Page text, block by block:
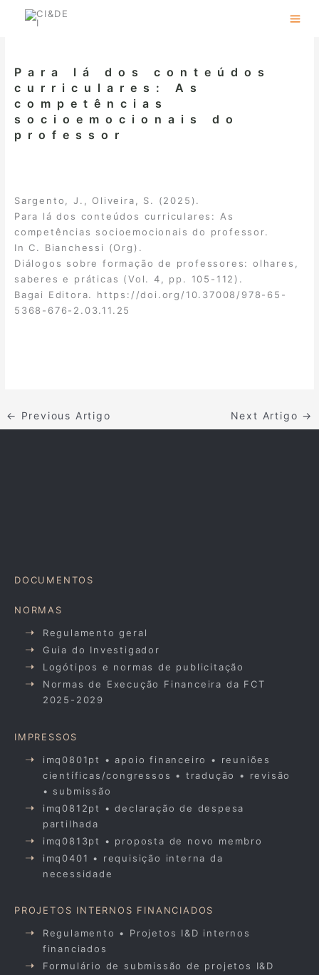
Para lá dos conteúdos
curriculares: As
competências
socioemocionais do
professor
Sargento, J., Oliveira, S. (2025).
Para lá dos conteúdos curriculares: As
competências socioemocionais do professor.
In C. Bianchessi (Org).
Diálogos sobre formação de professores: olhares,
saberes e práticas (Vol. 4, pp. 105-112).
Bagai Editora. https://doi.org/10.37008/978-65-
5368-676-2.03.11.25
← Previous Artigo Next Artigo →
DOCUMENTOS
NORMAS
Regulamento geral
Guia do Investigador
Logótipos e normas de publicitação
Normas de Execução Financeira da FCT
2025-2029
IMPRESSOS
imq0801pt • apoio financeiro • reuniões
científicas/congressos • tradução • revisão
• submissão
imq0812pt • declaração de despesa
partilhada
imq0813pt • proposta de novo membro
imq0401 • requisição interna da
necessidade
PROJETOS INTERNOS FINANCIADOS
Regulamento • Projetos I&D internos
financiados
Formulário de submissão de projetos I&D